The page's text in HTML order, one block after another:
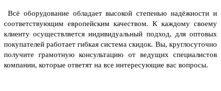
Всё оборудование обладает высокой степенью надёжности и
соответствующим европейским качеством. К каждому своему
клиенту осуществляется индивидуальный подход, для оптовых
покупателей работает гибкая система скидок. Вы, круглосуточно
получите грамотную консультацию от ведущих специалистов
компании, которые ответят на все интересующие вас вопросы.